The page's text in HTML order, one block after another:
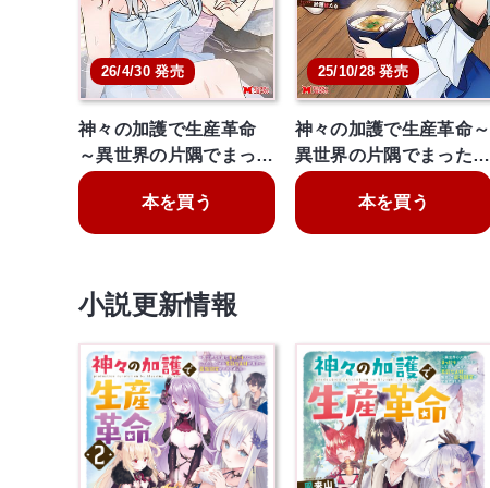
26/4/30 発売
神々の加護で生産革命
～異世界の片隅でまっ…
本を買う
25/10/28 発売
神々の加護で生産革命～
異世界の片隅でまった…
本を買う
小説更新情報